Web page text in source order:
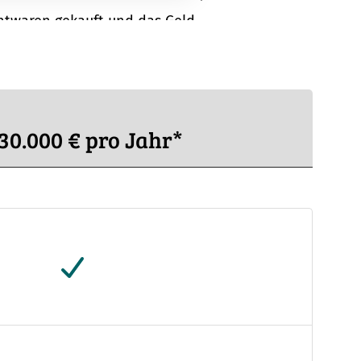
gekauft und das Geld
immer nicht bei Ihnen
€ pro Jahr*
Im Tarif enthalten4